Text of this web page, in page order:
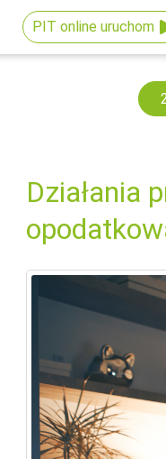
PIT online uruchom
Działania